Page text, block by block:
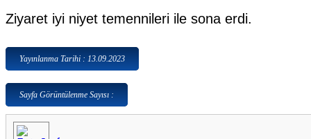
Ziyaret iyi niyet temennileri ile sona erdi.
Yayınlanma Tarihi : 13.09.2023
Sayfa Görüntülenme Sayısı :